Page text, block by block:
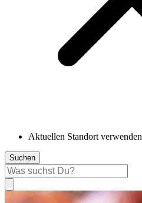
Aktuellen Standort verwenden
Suchen